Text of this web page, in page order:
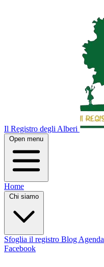
Il Registro degli Alberi
Open menu
Home
Chi siamo
Sfoglia il registro Blog Agenda
Facebook